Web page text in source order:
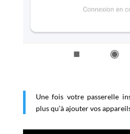
Une fois votre passerelle
plus qu’à ajouter vos